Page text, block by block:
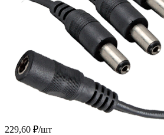
229,60 ₽/шт